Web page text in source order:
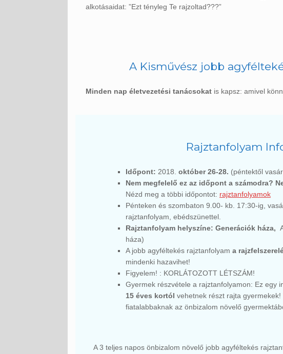
alkotásaidat: ”Ezt tényleg Te rajzoltad???”
A Kisművész jobb
Minden nap életvezetési tanácsokat is kapsz: amivel
Rajztanfolyam
Időpont: 2018. október 26-28. (péntektől
Nem megfelelő ez az időpont a számodra?
Nézd meg a többi időpontot: rajztanfolyamok
Pénteken és szombaton 9.00- kb. 17:30-ig,
rajztanfolyam, ebédszünettel.
Rajztanfolyam helyszíne: Generációk háza,
háza)
A jobb agyféltekés rajztanfolyam a
mindenki hazavihet!
Figyelem! : KORLÁTOZOTT LÉTSZÁM!
Gyermek részvétele a rajztanfolyamon: Ez egy
15 éves kortól vehetnek részt rajta
fiatalabbaknak az önbizalom növelő
A 3 teljes napos önbizalom növelő jobb agyféltekés